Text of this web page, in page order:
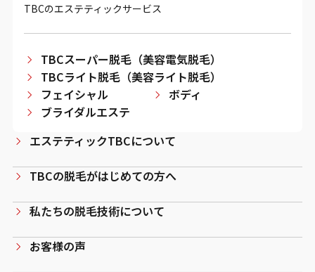
TBCのエステティックサービス
TBCスーパー脱毛（美容電気脱毛）
TBCライト脱毛（美容ライト脱毛）
フェイシャル
ボディ
ブライダルエステ
エステティックTBCについて
TBCの脱毛がはじめての方へ
私たちの脱毛技術について
お客様の声